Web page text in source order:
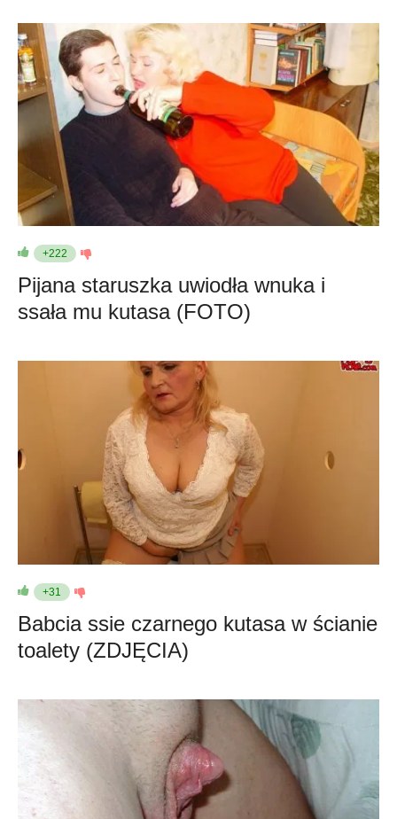
+222
Pijana staruszka uwiodła wnuka i
ssała mu kutasa (FOTO)
+31
Babcia ssie czarnego kutasa w ścianie
toalety (ZDJĘCIA)